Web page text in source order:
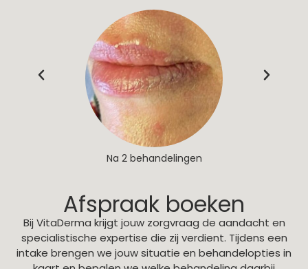
Na 2 behandelingen
Afspraak boeken
Bij VitaDerma krijgt jouw zorgvraag de aandacht en
specialistische expertise die zij verdient. Tijdens een
intake brengen we jouw situatie en behandelopties in